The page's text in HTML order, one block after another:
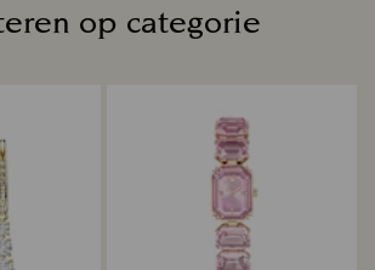
op categorie